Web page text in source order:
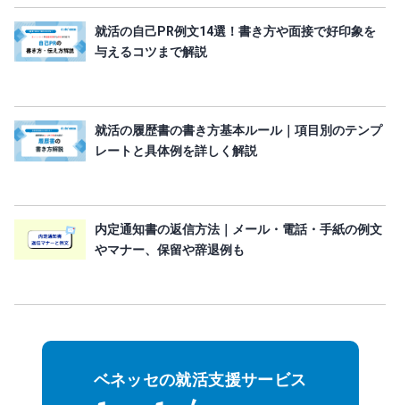
就活の自己PR例文14選！書き方や面接で好印象を
与えるコツまで解説
就活の履歴書の書き方基本ルール｜項目別のテンプ
レートと具体例を詳しく解説
内定通知書の返信方法｜メール・電話・手紙の例文
やマナー、保留や辞退例も
ベネッセの就活支援サービス